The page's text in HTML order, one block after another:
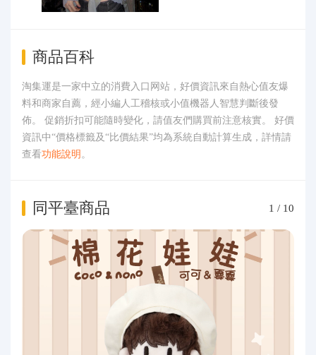
商品百科
淘集運是一家中立的消費入口网站，好價資訊來自熱心值友爆
料和商家自薦，經小編人工稽核或小值機器人智慧判斷後發
佈。 促銷折扣可能隨時變化，請值友們購買前注意核實。 好價
資訊中“價格標籤及“比價結果”均為系統自動計算生成，詳情請
查看功能說明 。
同平臺商品 1 / 10